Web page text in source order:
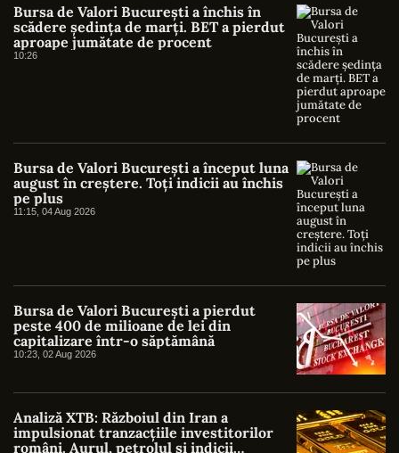
Bursa de Valori București a închis în
scădere ședința de marți. BET a pierdut
aproape jumătate de procent
10:26
Bursa de Valori București a început luna
august în creștere. Toți indicii au închis
pe plus
11:15, 04 Aug 2026
Bursa de Valori București a pierdut
peste 400 de milioane de lei din
capitalizare într-o săptămână
10:23, 02 Aug 2026
Analiză XTB: Războiul din Iran a
impulsionat tranzacțiile investitorilor
români. Aurul, petrolul și indicii